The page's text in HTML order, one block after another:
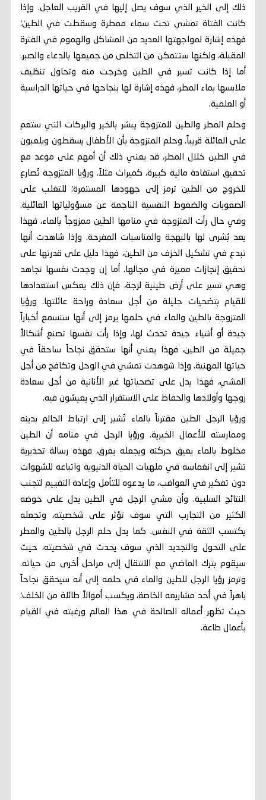
ذلك إلى الخير الذي سوف يصل إليها في القريب العاجل. وإذا
كانت الفتاة تمشي تحت سماء ممطرة وسقطت في الطين؛
فهذه إشارة لمواجهتها العديد من المشاكل والهموم في الفترة
المقبلة، ولكنها ستتمكن من التخلص من جميعها بالدعاء والصبر.
أما إذا كانت تسير في الطين وخرجت منه وتحاول تنظيف
ملابسها بماء المطر، فهذه إشارة لها بنجاحها في حياتها الدراسية
أو العلمية.
وحلم المطر والطين للمتزوجة يبشر بالخير والبركات التي ستعم
على العائلة قريباً. وحلم المتزوجة بأن الأطفال يسقطون ويلعبون
في الطين خلال المطر، قد يعني ذلك أن أمهم على موعد مع
تحقيق استفادة مالية كبيرة، كميراث مثلاً. ورؤيا المتزوجة تُصارع
للخروج من الطين ترمز إلى جهودها المستمرة؛ للتغلب على
الصعوبات والضغوط النفسية الناجمة عن مسؤولياتها العائلية.
وفي حال رأت المتزوجة في منامها الطين ممزوجاً بالماء، فهذا
يعد بُشرى لها بالبهجة والمناسبات المفرحة. وإذا شاهدت أنها
تبدع في تشكيل الخزف من الطين، فهذا دليل على قدرتها على
تحقيق إنجازات مميزة في مجالها. أما إن وجدت نفسها تجاهد
وهي تسير على أرض طينية لزجة، فإن ذلك يعكس استعدادها
للقيام بتضحيات جليلة من أجل سعادة وراحة عائلتها. ورؤيا
المتزوجة بالطين والماء في حلمها يرمز إلى أنها ستسمع أخباراً
جيدة أو أشياء جيدة تحدث لها، وإذا رأت نفسها تصنع أشكالاً
جميلة من الطين، فهذا يعني أنها ستحقق نجاحاً ساحقاً في
حياتها المهنية. وإذا شوهدت تمشي في الوحل وتكافح من أجل
المشي، فهذا يدل على تضحياتها غير الأنانية من أجل سعادة
زوجها وأولادها والحفاظ على الاستقرار الذي يعيشون فيه.
ورؤيا الرجل الطين مقترناً بالماء تُشير إلى ارتباط الحالم بدينه
وممارسته للأعمال الخيرية. ورؤيا الرجل في منامه أن الطين
مخلوط بالماء يعيق حركته ويجعله يغرق، فهذه رسالة تحذيرية
تشير إلى انغماسه في ملهيات الحياة الدنيوية واتباعه للشهوات
دون تفكير في العواقب، ما يدعوه للتأمل وإعادة التقييم لتجنب
النتائج السلبية. وأن مشي الرجل في الطين يدل على خوضه
الكثير من التجارب التي سوف تؤثر على شخصيته، وتجعله
يكتسب الثقة في النفس. كما يدل حلم الرجل بالطين والمطر
على التحول والتجديد الذي سوف يحدث في شخصيته، حيث
سيقوم بترك الماضي مع الانتقال إلى مراحل أخرى من حياته.
وترمز رؤيا الرجل للطين والماء في حلمه إلى أنه سيحقق نجاحاً
باهراً في أحد مشاريعه الخاصة، ويكسب أموالاً طائلة من الخلف؛
حيث تظهر أعماله الصالحة في هذا العالم ورغبته في القيام
بأعمال طاعة.